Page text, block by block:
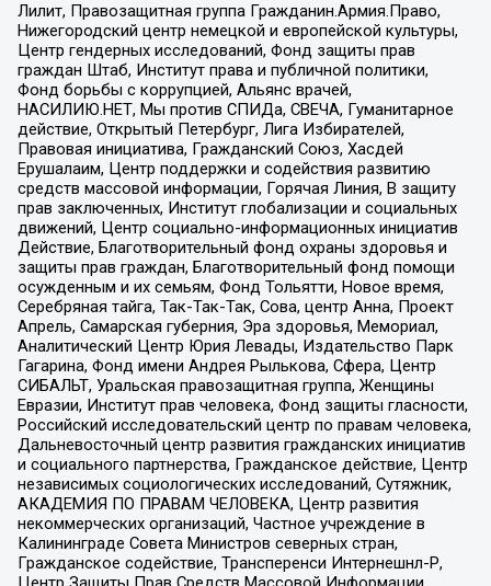
Лилит, Правозащитная группа Гражданин.Армия.Право,
Нижегородский центр немецкой и европейской культуры,
Центр гендерных исследований, Фонд защиты прав
граждан Штаб, Институт права и публичной политики,
Фонд борьбы с коррупцией, Альянс врачей,
НАСИЛИЮ.НЕТ, Мы против СПИДа, СВЕЧА, Гуманитарное
действие, Открытый Петербург, Лига Избирателей,
Правовая инициатива, Гражданский Союз, Хасдей
Ерушалаим, Центр поддержки и содействия развитию
средств массовой информации, Горячая Линия, В защиту
прав заключенных, Институт глобализации и социальных
движений, Центр социально-информационных инициатив
Действие, Благотворительный фонд охраны здоровья и
защиты прав граждан, Благотворительный фонд помощи
осужденным и их семьям, Фонд Тольятти, Новое время,
Серебряная тайга, Так-Так-Так, Сова, центр Анна, Проект
Апрель, Самарская губерния, Эра здоровья, Мемориал,
Аналитический Центр Юрия Левады, Издательство Парк
Гагарина, Фонд имени Андрея Рылькова, Сфера, Центр
СИБАЛЬТ, Уральская правозащитная группа, Женщины
Евразии, Институт прав человека, Фонд защиты гласности,
Российский исследовательский центр по правам человека,
Дальневосточный центр развития гражданских инициатив
и социального партнерства, Гражданское действие, Центр
независимых социологических исследований, Сутяжник,
АКАДЕМИЯ ПО ПРАВАМ ЧЕЛОВЕКА, Центр развития
некоммерческих организаций, Частное учреждение в
Калининграде Совета Министров северных стран,
Гражданское содействие, Трансперенси Интернешнл-Р,